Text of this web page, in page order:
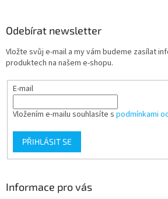
Odebírat newsletter
Vložte svůj e-mail a my vám budeme zasílat
produktech na našem e-shopu.
E-mail
Vložením e-mailu souhlasíte s podmínkami
PŘIHLÁSIT SE
Informace pro vás